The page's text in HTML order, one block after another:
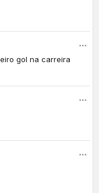
gol na carreira